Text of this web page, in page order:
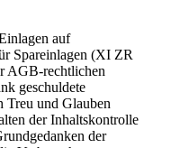
auf
Spareinlagen (XI ZR
AGB-rechtlichen
geschuldete
Treu und Glauben
der Inhaltskontrolle
der